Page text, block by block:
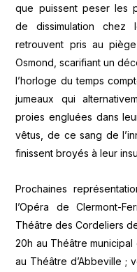
que puissent peser les
de dissimulation chez
retrouvent pris au
Osmond, scarifiant un
l’horloge du temps
jumeaux qui
proies engluées dans
vêtus, de ce sang de
finissent broyés à leur
Prochaines
l’Opéra de Clermont-
Théâtre des Cordeliers
20h au Théâtre
au Théâtre d’Abbeville ;